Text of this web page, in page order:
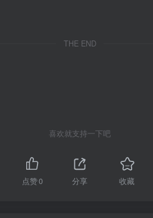
THE END
喜欢就支持一下吧
点赞0 分享 收藏